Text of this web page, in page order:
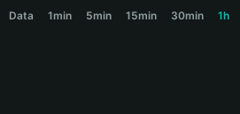
Bahasa Indonesia
Data 1min 5min 15min 30min 1h